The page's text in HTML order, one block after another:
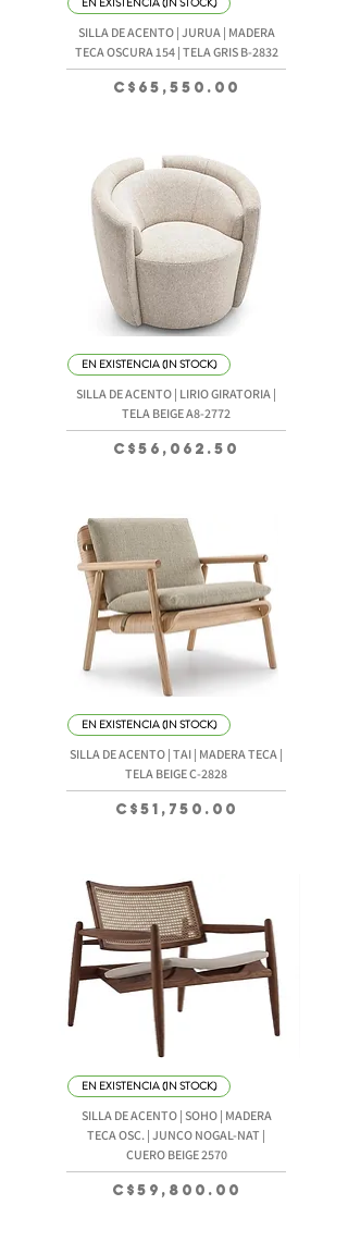
SILLA DE ACENTO | JURUA | MADERA
TECA OSCURA 154 | TELA GRIS B-2832
Precio
C$65,550.00
EN EXISTENCIA (IN STOCK)
SILLA DE ACENTO | LIRIO GIRATORIA |
TELA BEIGE A8-2772
Precio
C$56,062.50
EN EXISTENCIA (IN STOCK)
SILLA DE ACENTO | TAI | MADERA TECA |
TELA BEIGE C-2828
Precio
C$51,750.00
EN EXISTENCIA (IN STOCK)
SILLA DE ACENTO | SOHO | MADERA
TECA OSC. | JUNCO NOGAL-NAT |
CUERO BEIGE 2570
Precio
C$59,800.00